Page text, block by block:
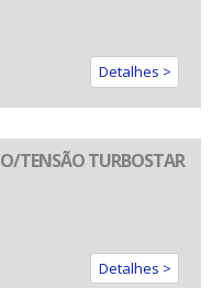
Detalhes >
TENSÃO TURBOSTAR
Detalhes >